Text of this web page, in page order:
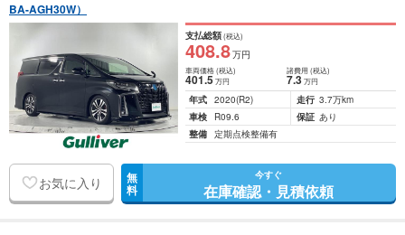
BA-AGH30W）
支払総額(税込)
408.8万円
車両価格(税込)
401.5万円
諸費用 (税込)
7.3 万円
年式 2020(R2) 走行 3.7万km
車検
R09.6 保証 あり
整備 定期点検整備有
お気に入り 無
料
今すぐ
在庫確認・見積依頼